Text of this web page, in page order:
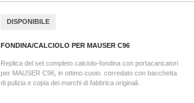
DISPONIBILE
FONDINA/CALCIOLO PER MAUSER C96
Replica del set completo calciolo-fondina con portacaricatori
per MAUSER C96, in ottimo cuoio. corredato con bacchetta
di pulizia e copia dei marchi di fabbrica originali.